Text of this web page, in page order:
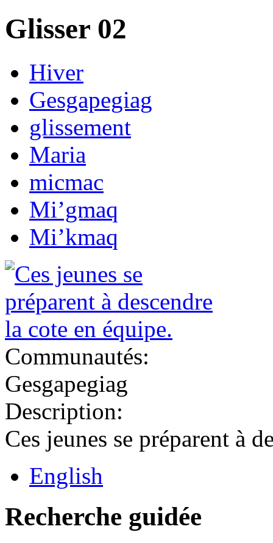
Glisser 02
Hiver
Gesgapegiag
glissement
Maria
micmac
Mi’gmaq
Mi’kmaq
Communautés:
Gesgapegiag
Description:
Ces jeunes se préparent à
English
Recherche guidée